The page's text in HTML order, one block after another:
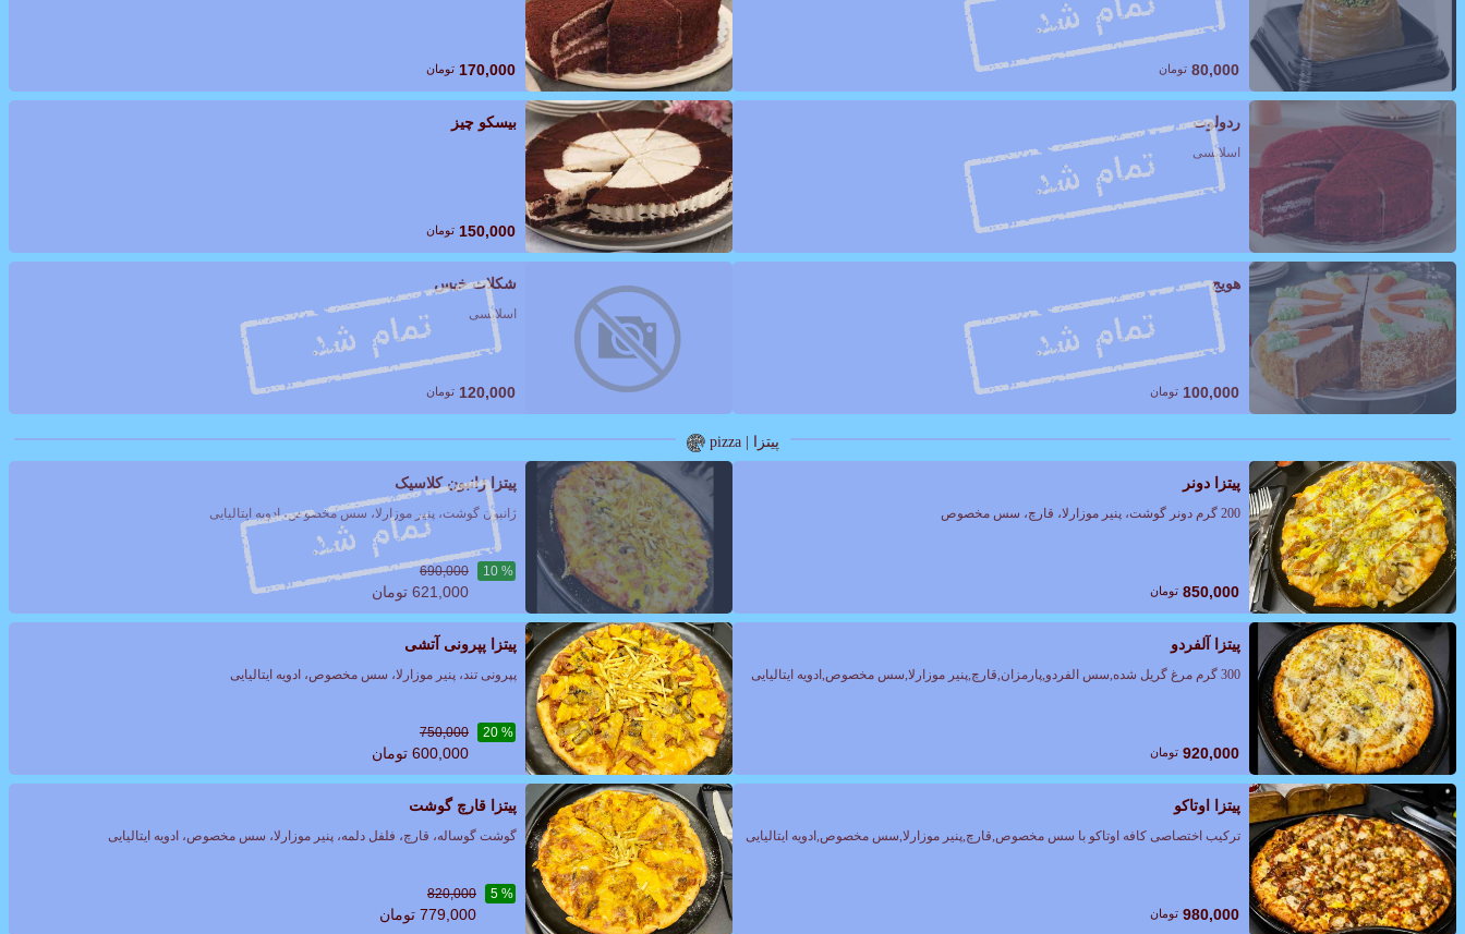
80,000 تومان 170,000 تومان
ردولوت
اسلایسی
بیسکو چیز
150,000 تومان
هویج
100,000 تومان
شکلات خیس
اسلایسی
120,000 تومان
پیتزا | pizza
پیتزا دونر
200 گرم دونر گوشت، پنیر موزارلا، قارچ، سس مخصوص
850,000 تومان
پیتزا ژانبون کلاسیک
ژانبون گوشت، پنیر موزارلا، سس مخصوص، ادویه ایتالیایی
% 10
690,000
621,000 تومان
پیتزا آلفردو
300 گرم مرغ گریل شده,سس الفردو,پارمزان,قارچ,پنیر موزارلا,سس مخصوص,ادویه ایتالیایی
920,000 تومان
پیتزا پپرونی آتشی
پپرونی تند، پنیر موزارلا، سس مخصوص، ادویه ایتالیایی
% 20
750,000
600,000 تومان
پیتزا اوتاکو
ترکیب اختصاصی کافه اوتاکو با سس مخصوص,قارچ,پنیر موزارلا,سس مخصوص,ادویه ایتالیایی
980,000 تومان
پیتزا قارچ گوشت
گوشت گوساله، قارچ، فلفل دلمه، پنیر موزارلا، سس مخصوص، ادویه ایتالیایی
% 5
820,000
779,000 تومان